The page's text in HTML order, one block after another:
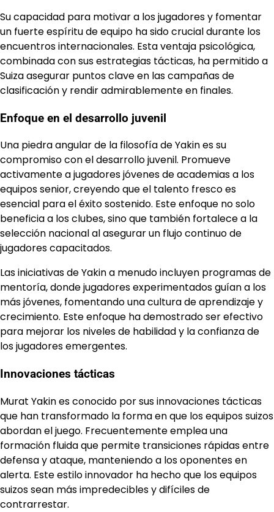
Su capacidad para motivar a los jugadores y fomentar
un fuerte espíritu de equipo ha sido crucial durante los
encuentros internacionales. Esta ventaja psicológica,
combinada con sus estrategias tácticas, ha permitido a
Suiza asegurar puntos clave en las campañas de
clasificación y rendir admirablemente en finales.
Enfoque en el desarrollo juvenil
Una piedra angular de la filosofía de Yakin es su
compromiso con el desarrollo juvenil. Promueve
activamente a jugadores jóvenes de academias a los
equipos senior, creyendo que el talento fresco es
esencial para el éxito sostenido. Este enfoque no solo
beneficia a los clubes, sino que también fortalece a la
selección nacional al asegurar un flujo continuo de
jugadores capacitados.
Las iniciativas de Yakin a menudo incluyen programas de
mentoría, donde jugadores experimentados guían a los
más jóvenes, fomentando una cultura de aprendizaje y
crecimiento. Este enfoque ha demostrado ser efectivo
para mejorar los niveles de habilidad y la confianza de
los jugadores emergentes.
Innovaciones tácticas
Murat Yakin es conocido por sus innovaciones tácticas
que han transformado la forma en que los equipos suizos
abordan el juego. Frecuentemente emplea una
formación fluida que permite transiciones rápidas entre
defensa y ataque, manteniendo a los oponentes en
alerta. Este estilo innovador ha hecho que los equipos
suizos sean más impredecibles y difíciles de
contrarrestar.